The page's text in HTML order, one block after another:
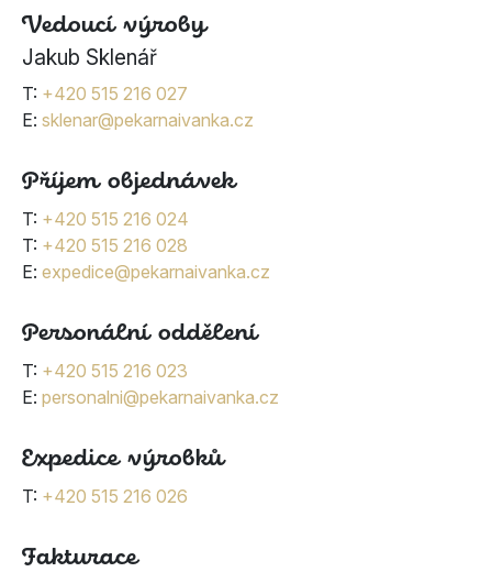
Vedoucí výroby
Jakub Sklenář
T: +420 515 216 027
E: sklenar@pekarnaivanka.cz
Příjem objednávek
T: +420 515 216 024
T: +420 515 216 028
E: expedice@pekarnaivanka.cz
Personální oddělení
T: +420 515 216 023
E: personalni@pekarnaivanka.cz
Expedice výrobků
T: +420 515 216 026
Fakturace